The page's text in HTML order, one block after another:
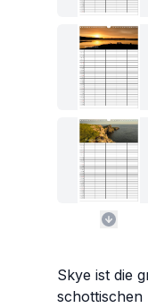
Skye ist die
schottischen